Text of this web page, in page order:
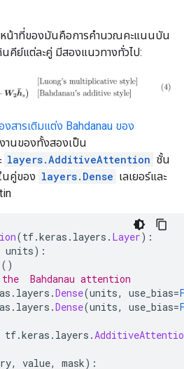
น้าที่ของมันคือการคำนวณคะแนนบัน
คีย์แต่ละคู่ มีสองแนวทางทั่วไป:
งสารเติมแต่ง Bahdanau ของ
านของทั้งสองเป็น
layers.AdditiveAttention ชั้น
นคู่ของ layers.Dense เลเยอร์และ
(tf.keras . layers . Layer):
units):
()
Bahdanau attention
. layers .Dense(units, use_bias=
. layers .Dense(units, use_bias=
tf.keras . layers .
, value, mask):